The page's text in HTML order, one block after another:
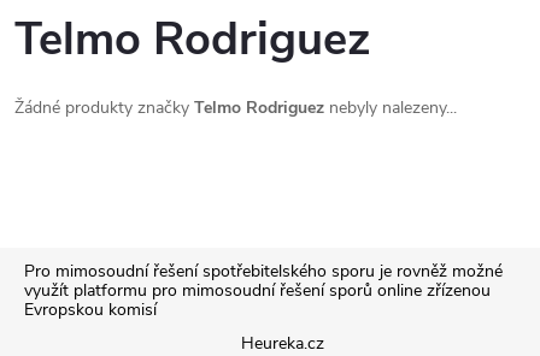
Telmo Rodriguez
Žádné produkty značky Telmo Rodriguez nebyly nalezeny...
ZPro mimosoudní řešení spotřebitelského sporu je rovněž možné
využít platformu pro mimosoudní řešení sporů online zřízenou
Evropskou komisí
Heureka.cz